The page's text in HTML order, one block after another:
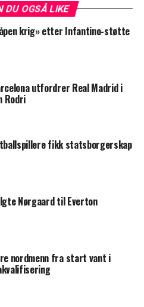
DU OGSÅ LIKE
krig» etter Infantino-støtte
utfordrer Real Madrid i
Rodri
fikk statsborgerskap
Nørgaard til Everton
nordmenn fra start vant i